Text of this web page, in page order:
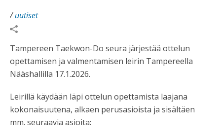
/uutiset
Tampereen Taekwon-Do seura järjestää ottelun
opettamisen ja valmentamisen leirin Tampereella
Nääshallilla 17.1.2026.
Leirillä käydään läpi ottelun opettamista laajana
kokonaisuutena, alkaen perusasioista ja sisältäen
mm. seuraavia asioita: